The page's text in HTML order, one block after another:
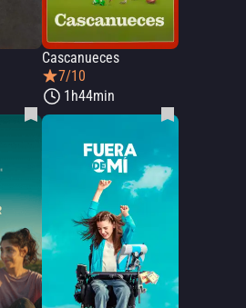
Cascanueces
7/10
1h44min